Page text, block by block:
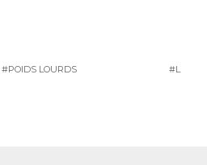
#POIDS LOURDS